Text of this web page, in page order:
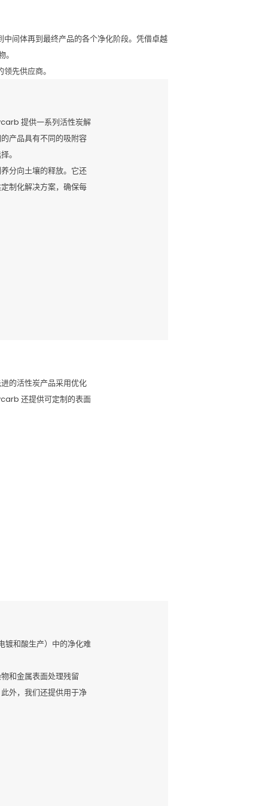
间体再到最终产品的各个净化阶段。凭借卓越
先供应商。
提供一系列活性炭解
产品具有不同的吸附容
。
分向土壤的释放。它还
制化解决方案，确保每
的活性炭产品采用优化
还提供可定制的表面
镀和酸生产）中的净化难
和金属表面处理残留
外，我们还提供用于净